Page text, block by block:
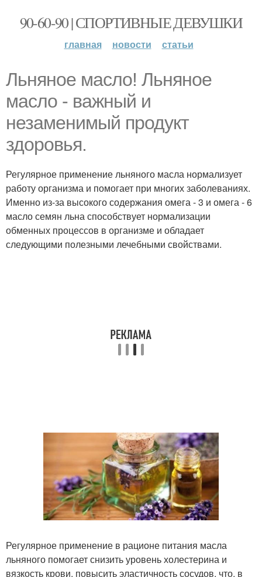
90-60-90 | СПОРТИВНЫЕ ДЕВУШКИ
главная новости статьи
Льняное масло! Льняное
масло - важный и
незаменимый продукт
здоровья.
Регулярное применение льняного масла нормализует
работу организма и помогает при многих заболеваниях.
Именно из-за высокого содержания омега - 3 и омега - 6
масло семян льна способствует нормализации
обменных процессов в организме и обладает
следующими полезными лечебными свойствами.
Регулярное применение в рационе питания масла
льняного помогает снизить уровень холестерина и
вязкость крови, повысить эластичность сосудов, что, в